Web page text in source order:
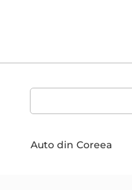
Auto din Coreea